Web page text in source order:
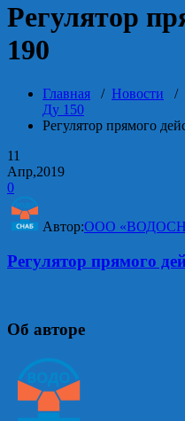
Регулятор
190
Главная / Новости /
Ду 150
Регулятор прямого
11
Апр,2019
0
Автор:ООО
Регулятор прямого
Об авторе